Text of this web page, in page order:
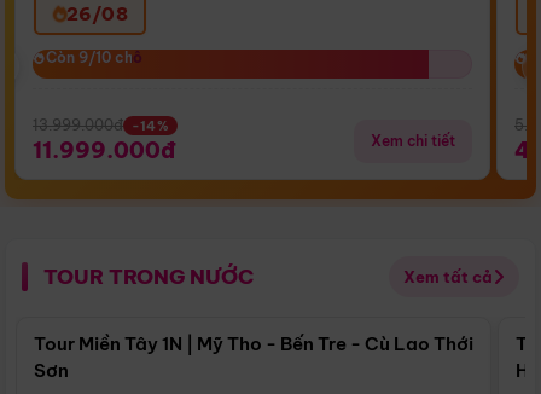
26/08
Còn 9/10 chỗ
Còn 9/10 chỗ
13.999.000đ -14%
11.999.000đ Xem chi tiết
TOUR TRONG NƯỚC Xem tất cả
Điểm nổi bật
Tour Miền Tây 1N | Mỹ Tho - Bến Tre - Cù Lao Thới
Sơn